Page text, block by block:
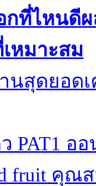
กที่ไหนดี
หมาะสม
นสุดยอด
PAT1 อ
fruit คุ